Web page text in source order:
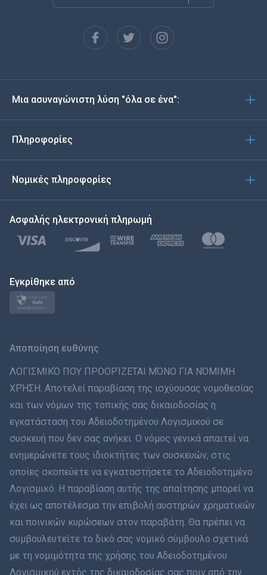
Español
Deutsch
Italiano
Türkçe
Polski
日本
ภาษาไทย
Dansk
हिंदी
עברית
Română
Ελληνικά
Μια ασυναγώνιστη λύση "όλα σε ένα":
Πληροφορίες
Νομικές πληροφορίες
Ασφαλής ηλεκτρονική πληρωμή
Εγκρίθηκε από
Αποποίηση ευθύνης
ΛΟΓΙΣΜΙΚΌ ΠΟΥ ΠΡΟΟΡΊΖΕΤΑΙ ΜΌΝΟ ΓΙΑ ΝΌΜΙΜΗ
ΧΡΉΣΗ. Αποτελεί παραβίαση της ισχύουσας νομοθεσίας
και των νόμων της τοπικής σας δικαιοδοσίας η
εγκατάσταση του Αδειοδοτημένου Λογισμικού σε
συσκευή που δεν σας ανήκει. Ο νόμος γενικά απαιτεί να
ενημερώνετε τους ιδιοκτήτες των συσκευών, στις
οποίες σκοπεύετε να εγκαταστήσετε το Αδειοδοτημένο
Λογισμικό. Η παραβίαση αυτής της απαίτησης μπορεί να
έχει ως αποτέλεσμα την επιβολή αυστηρών χρηματικών
και ποινικών κυρώσεων στον παραβάτη. Θα πρέπει να
συμβουλευτείτε το δικό σας νομικό σύμβουλο σχετικά
με τη νομιμότητα της χρήσης του Αδειοδοτημένου
Λογισμικού εντός της δικαιοδοσίας σας πριν από την